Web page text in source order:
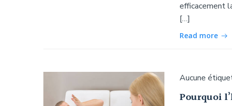
efficacement
[…]
Read more
Aucune
Pourquoi